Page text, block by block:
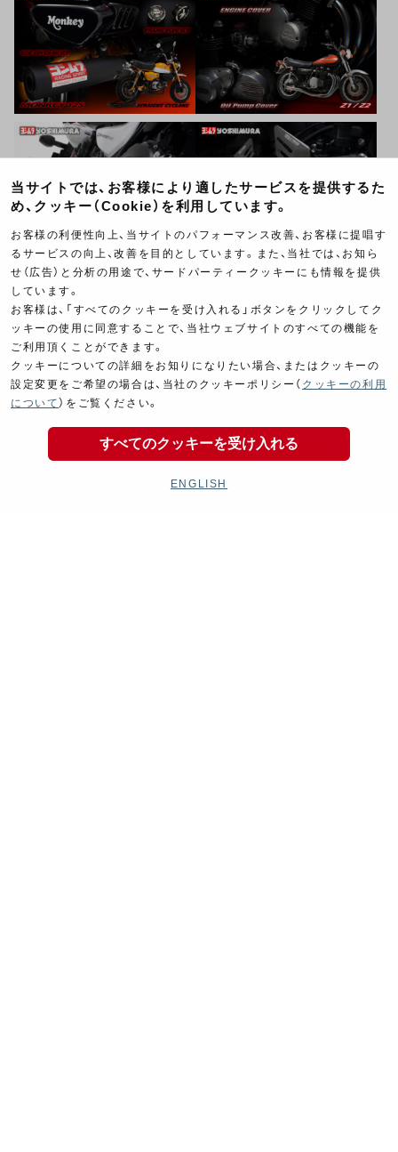
当サイトでは、お客様により適したサービスを提供するた
め、クッキー（Cookie）を利用しています。
お客様の利便性向上、当サイトのパフォーマンス改善、お客様に提唱す
るサービスの向上、改善を目的としています。また、当社では、お知ら
せ（広告）と分析の用途で、サードパーティークッキーにも情報を提供
しています。
お客様は、「すべてのクッキーを受け入れる」ボタンをクリックしてク
ッキーの使用に同意することで、当社ウェブサイトのすべての機能を
ご利用頂くことができます。
クッキーについての詳細をお知りになりたい場合、またはクッキーの
設定変更をご希望の場合は、当社のクッキーポリシー（ クッキーの利用
について ）をご覧ください。
すべてのクッキーを受け入れる
ENGLISH